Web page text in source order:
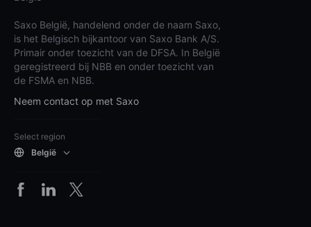
Saxo België, handelend onder de naam Saxo,
is het Belgisch bijkantoor van Saxo Bank A/S.
Primair onder toezicht van de DFSA. In België
geregistreerd bij NBB en onder toezicht van
de FSMA en NBB.
Neem contact op met Saxo
Select region
België